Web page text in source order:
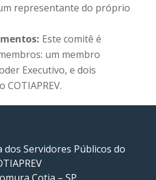
representante do próprio
Este comitê é
um membro
Executivo, e dois
Servidores Públicos do